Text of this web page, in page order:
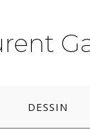
DESSIN